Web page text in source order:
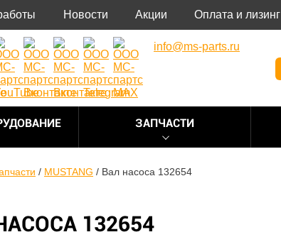
Новости Акции Оплата и лизинг
info@ms-parts.ru
ЗАПЧАСТИ
/ MUSTANG / Вал насоса 132654
132654